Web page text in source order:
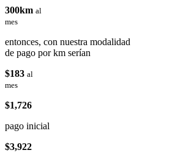
300km al
mes
entonces, con nuestra modalidad
de pago por km serían
$183 al
mes
$1,726
pago inicial
$3,922